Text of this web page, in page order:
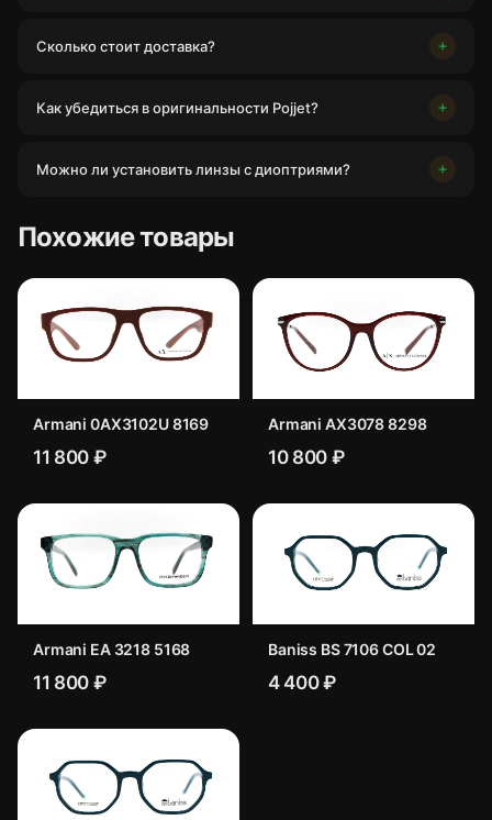
Сколько стоит доставка?
Как убедиться в оригинальности Pojjet?
Можно ли установить линзы с диоптриями?
Похожие товары
Armani 0AX3102U 8169
11 800 ₽
Armani AX3078 8298
10 800 ₽
Armani EA 3218 5168
11 800 ₽
Baniss BS 7106 COL 02
4 400 ₽